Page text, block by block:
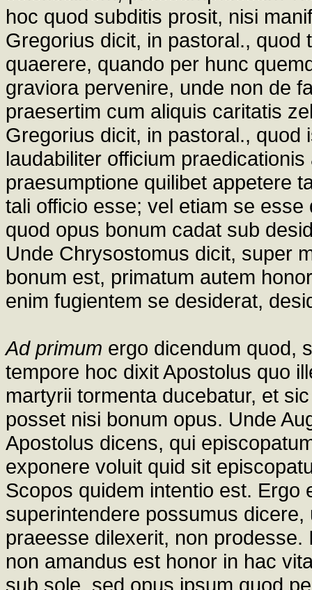
hoc quod subditis prosit, nisi
Gregorius dicit, in pastoral., quod
quaerere, quando per hunc
graviora pervenire, unde non de
praesertim cum aliquis caritatis
Gregorius dicit, in pastoral.,
laudabiliter officium
praesumptione quilibet appetere
tali officio esse; vel etiam se
quod opus bonum cadat sub
Unde Chrysostomus dicit, super
bonum est, primatum autem
enim fugientem se desiderat,
Ad primum ergo dicendum quod,
tempore hoc dixit Apostolus quo
martyrii tormenta ducebatur, et
posset nisi bonum opus. Unde
Apostolus dicens, qui
exponere voluit quid sit
Scopos quidem intentio est. Ergo
superintendere possumus
praeesse dilexerit, non
non amandus est honor in hac
sub sole, sed opus ipsum quod